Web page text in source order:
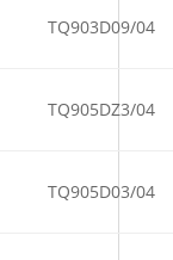
TQ903D09/04
TQ905DZ3/04
TQ905D03/04